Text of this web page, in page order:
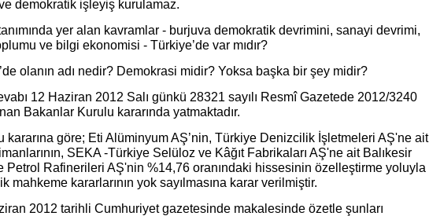
demokratik işleyiş kurulamaz.
tanımında yer alan kavramlar - burjuva demokratik devrimini, sanayi devrimi,
ve bilgi ekonomisi - Türkiye’de var mıdır?
olanın adı nedir? Demokrasi midir? Yoksa başka bir şey midir?
12 Haziran 2012 Salı günkü 28321 sayılı Resmî Gazetede 2012/3240
Bakanlar Kurulu kararında yatmaktadır.
kararına göre; Eti Alüminyum AŞ’nin, Türkiye Denizcilik İşletmeleri AŞ'ne ait
SEKA -Türkiye Selüloz ve Kâğıt Fabrikaları AŞ'ne ait Balıkesir
Petrol Rafinerileri AŞ'nin %14,76 oranındaki hissesinin özelleştirme yoluyla
mahkeme kararlarının yok sayılmasına karar verilmiştir.
2012 tarihli Cumhuriyet gazetesinde makalesinde özetle şunları